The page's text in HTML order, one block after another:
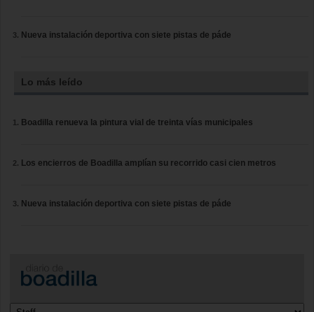
Nueva instalación deportiva con siete pistas de páde
Lo más leído
Boadilla renueva la pintura vial de treinta vías municipales
Los encierros de Boadilla amplían su recorrido casi cien metros
Nueva instalación deportiva con siete pistas de páde